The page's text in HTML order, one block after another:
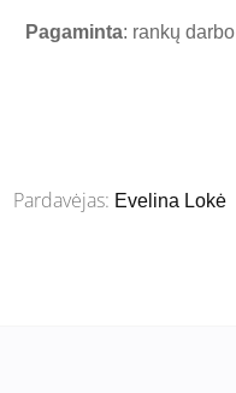
Pagaminta: rankų darbo
Pardavėjas: Evelina Lokė